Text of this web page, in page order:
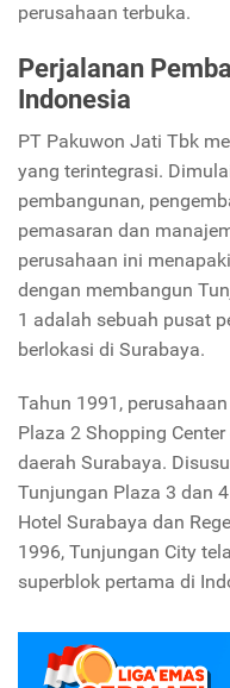
perusahaan terbuka.
Perjalanan
Indonesia
PT Pakuwon Jati Tbk
yang terintegrasi.
pembangunan,
pemasaran dan
perusahaan ini
dengan membangun
1 adalah sebuah pusat
berlokasi di Surabaya.
Tahun 1991,
Plaza 2 Shopping
daerah Surabaya.
Tunjungan Plaza 3 dan
Hotel Surabaya dan
1996, Tunjungan City
superblok pertama di